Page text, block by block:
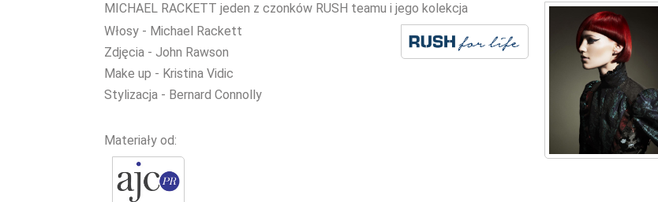
MICHAEL RACKETT jeden z czonków RUSH teamu i jego kolekcja
Włosy - Michael Rackett
Zdjęcia - John Rawson
Make up - Kristina Vidic
Stylizacja - Bernard Connolly
Materiały od: